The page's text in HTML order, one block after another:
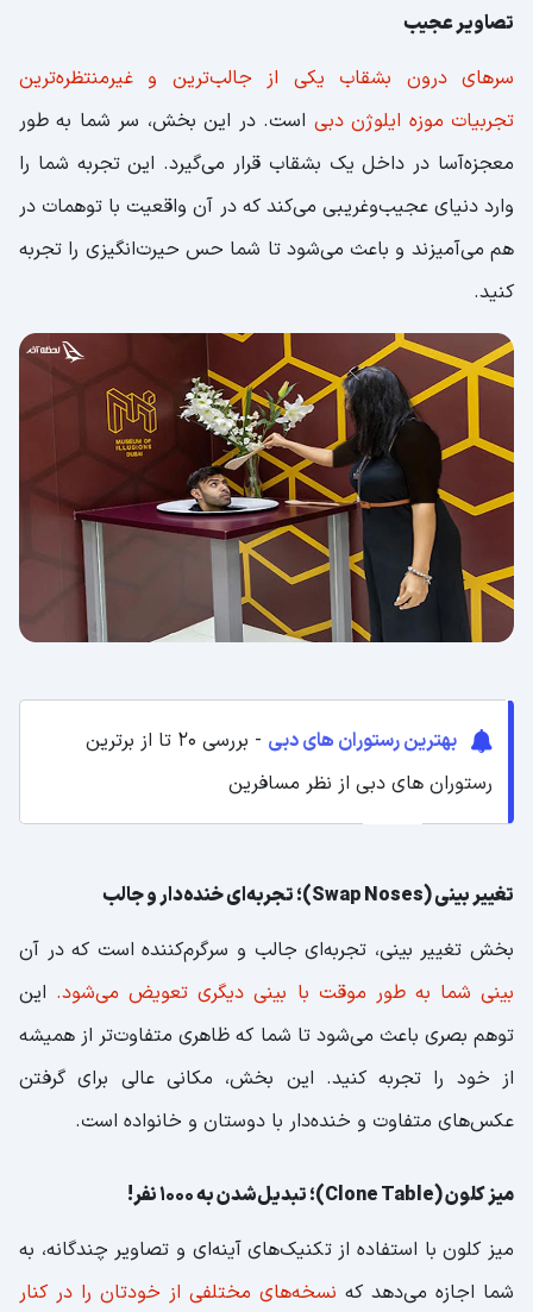
تصاویر عجیب
سرهای درون بشقاب یکی از جالب‌ترین و غیرمنتظره‌ترین
تجربیات موزه ایلوژن دبی است. در این بخش، سر شما به طور
معجزه‌آسا در داخل یک بشقاب قرار می‌گیرد. این تجربه شما را
وارد دنیای عجیب‌وغریبی می‌کند که در آن واقعیت با توهمات در
هم می‌آمیزند و باعث می‌شود تا شما حس حیرت‌انگیزی را تجربه
کنید.
بهترین رستوران های دبی
- بررسی 20 تا از برترین
رستوران های دبی از نظر مسافرین
تغییر بینی (Swap Noses)؛ تجربه‌ای خنده‌دار و جالب
بخش تغییر بینی، تجربه‌ای جالب و سرگرم‌کننده است که در آن
بینی شما به طور موقت با بینی دیگری تعویض می‌شود. این
توهم بصری باعث می‌شود تا شما که ظاهری متفاوت‌تر از همیشه
از خود را تجربه کنید. این بخش، مکانی عالی برای گرفتن
عکس‌های متفاوت و خنده‌دار با دوستان و خانواده است.
میز کلون (Clone Table)؛ تبدیل‌شدن به 1000 نفر!
میز کلون با استفاده از تکنیک‌های آینه‌ای و تصاویر چندگانه، به
شما اجازه می‌دهد که نسخه‌های مختلفی از خودتان را در کنار